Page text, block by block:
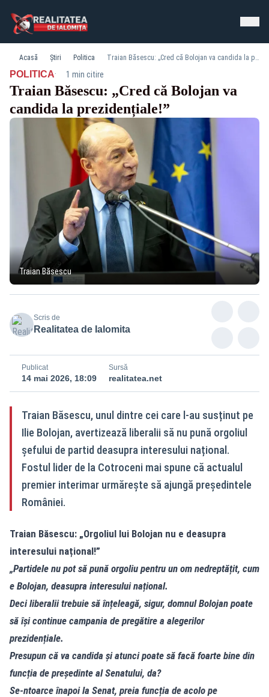
Acasă Știri Politica Traian Băsescu: „Cred că Bolojan va candida la prezidențiale!”
POLITICA· 1 min citire
Traian Băsescu: „Cred că Bolojan va
candida la prezidențiale!”
Traian Băsescu
Scris de
Realitatea de Ialomita
Publicat
14 mai 2026, 18:09
Sursă
realitatea.net
Traian Băsescu, unul dintre cei care l-au susținut pe
Ilie Bolojan, avertizează liberalii să nu pună orgoliul
șefului de partid deasupra interesului național.
Fostul lider de la Cotroceni mai spune că actualul
premier interimar urmărește să ajungă președintele
României.
Traian Băsescu: „Orgoliul lui Bolojan nu e deasupra
interesului național!”
„Partidele nu pot să pună orgoliu pentru un om nedreptățit, cum
e Bolojan, deasupra interesului național.
Deci liberalii trebuie să înțeleagă, sigur, domnul Bolojan poate
să își continue campania de pregătire a alegerilor
prezidențiale.
Presupun că va candida și atunci poate să facă foarte bine din
funcția de președinte al Senatului, da?
Se-ntoarce înapoi la Senat, preia funcția de acolo pe